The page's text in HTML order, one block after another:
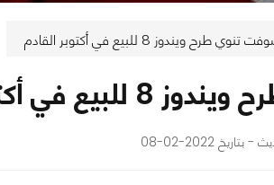
طرح ويندوز 8 للبيع في أكتوبر القادم
أكتوبر القادم
2022-02-08